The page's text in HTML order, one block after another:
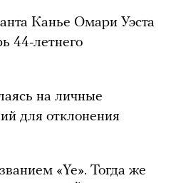
Канье Омари Уэста
44-летнего
на личные
для отклонения
«Ye». Тогда же